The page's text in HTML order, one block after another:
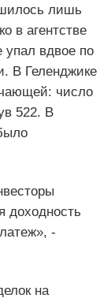
лишь
в агентстве
упал вдвое по
В Геленджике
число
522. В
доходность
-
на